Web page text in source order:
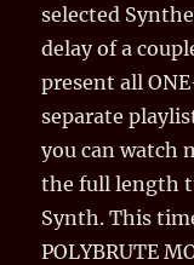
selected
delay of a
present all
separate
you can watch
the full length
Synth. This
POLYBRUTE